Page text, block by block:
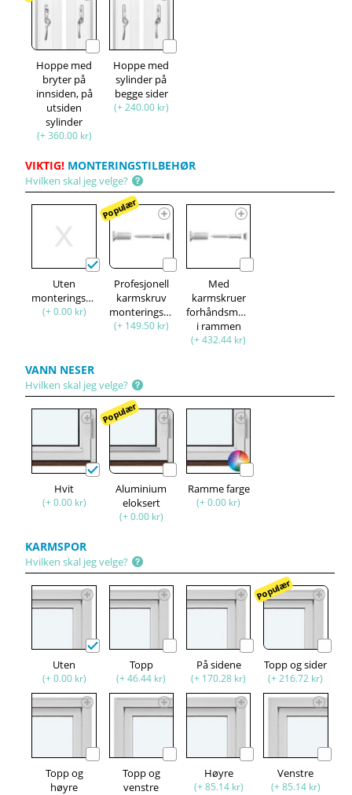
Hoppe med
bryter på
innsiden, på
utsiden
sylinder
(+ 360.00 kr)
Hoppe med
sylinder på
begge sider
(+ 240.00 kr)
VIKTIG! MONTERINGSTILBEHØR
Hvilken skal jeg velge?
Uten
monteringssett
(+ 0.00 kr)
Populær
Profesjonell
karmskruv
monteringssett
(+ 149.50 kr)
Med
karmskruer
forhåndsmontert
i rammen
(+ 432.44 kr)
VANN NESER
Hvilken skal jeg velge?
Hvit
(+ 0.00 kr)
Populær
Aluminium
eloksert
(+ 0.00 kr)
Ramme farge
(+ 0.00 kr)
KARMSPOR
Hvilken skal jeg velge?
Uten
(+ 0.00 kr)
Topp
(+ 46.44 kr)
På sidene
(+ 170.28 kr)
Populær
Topp og sider
(+ 216.72 kr)
Topp og
høyre
Topp og
venstre
Høyre
(+ 85.14 kr)
Venstre
(+ 85.14 kr)